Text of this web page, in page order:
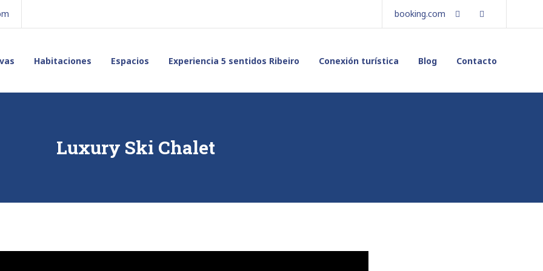
booking.com Facebook
Habitaciones Espacios Experiencia 5 sentidos Ribeiro Conexión turística Blog Contacto
Luxury Ski Chalet